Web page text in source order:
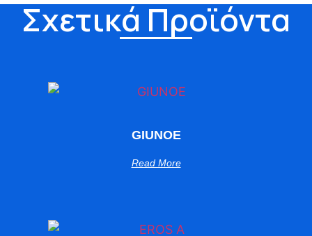
Σχετικά Προϊόντα
GIUNOE
Read More